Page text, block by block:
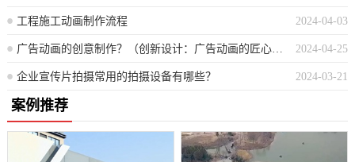
2024-04-03
工程施工动画制作流程
2024-04-25
广告动画的创意制作？（创新设计：广告动画的匠心创作）
2024-03-21
企业宣传片拍摄常用的拍摄设备有哪些？
案例推荐